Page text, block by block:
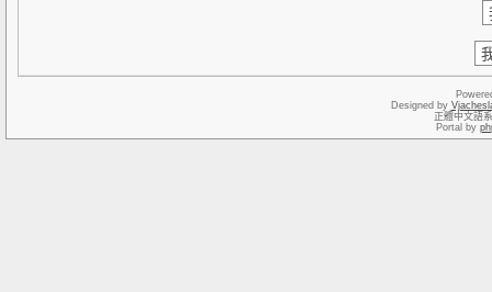
Designed by
正體中文語
Portal by